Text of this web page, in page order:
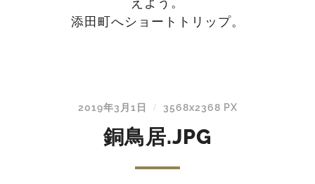
添田町へショートトリップ。
2019年3月1日 / 3568x2368 PX
銅鳥居.JPG